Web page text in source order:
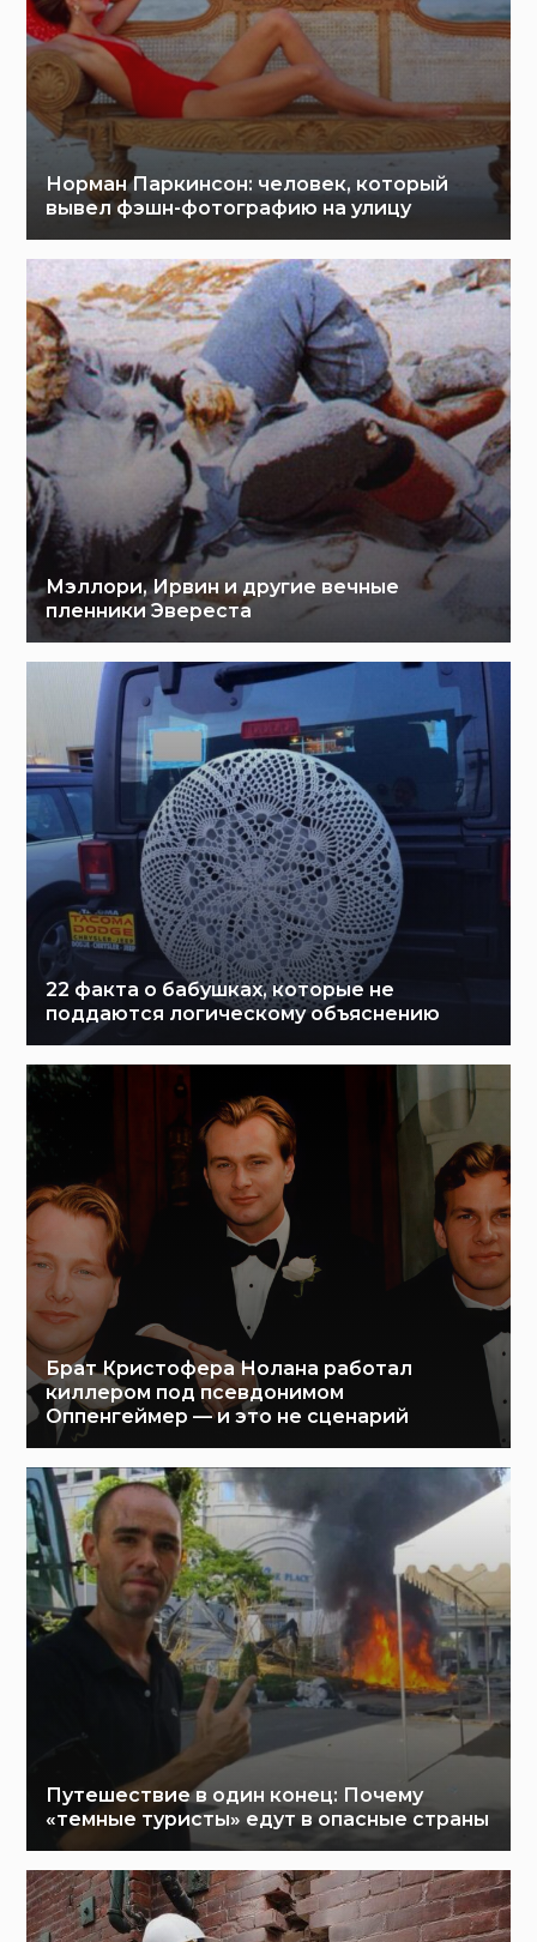
Норман Паркинсон: человек, который
вывел фэшн-фотографию на улицу
Мэллори, Ирвин и другие вечные
пленники Эвереста
22 факта о бабушках, которые не
поддаются логическому объяснению
Брат Кристофера Нолана работал
киллером под псевдонимом
Оппенгеймер — и это не сценарий
Путешествие в один конец: Почему
«темные туристы» едут в опасные страны